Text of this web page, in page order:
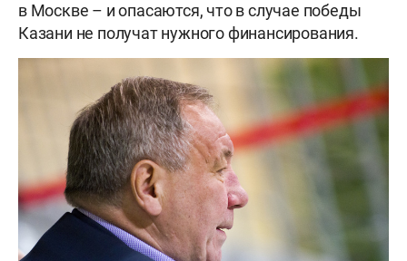
в Москве – и опасаются, что в случае победы
Казани не получат нужного финансирования.